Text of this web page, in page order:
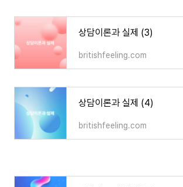
상담이론과 실제 (3)
britishfeeling.com
상담이론과 실제 (4)
britishfeeling.com